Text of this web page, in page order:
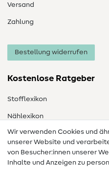
Versand
Zahlung
Bestellung widerrufen
Kostenlose Ratgeber
Stofflexikon
Nählexikon
Nähanleitungen
Hilfe & Kontakt
Wir verwenden Cookies und
unserer Website und
von Besucher:innen unserer
Inhalte und Anzeigen zu